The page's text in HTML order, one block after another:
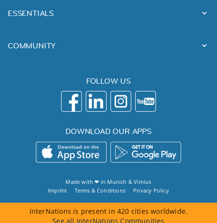
ESSENTIALS
COMMUNITY
FOLLOW US
DOWNLOAD OUR APPS
Made with ❤ in Munich &Vilnius
Imprint
Terms & Conditions Privacy Policy
InterNations is present in 420 cities worldwide.
See all InterNations Communities